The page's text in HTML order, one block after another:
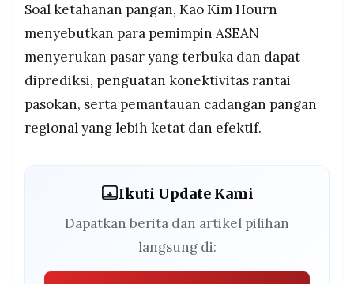
Soal ketahanan pangan, Kao Kim Hourn
menyebutkan para pemimpin ASEAN
menyerukan pasar yang terbuka dan dapat
diprediksi, penguatan konektivitas rantai
pasokan, serta pemantauan cadangan pangan
regional yang lebih ketat dan efektif.
Ikuti Update Kami
Dapatkan berita dan artikel pilihan
langsung di: